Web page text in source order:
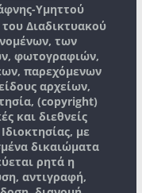
Υμηττού
Διαδικτυακού
των
φωτογραφιών,
παρεχόμενων
αρχείων,
(copyright)
και διεθνείς
με
δικαιώματα
ρητά η
αντιγραφή,